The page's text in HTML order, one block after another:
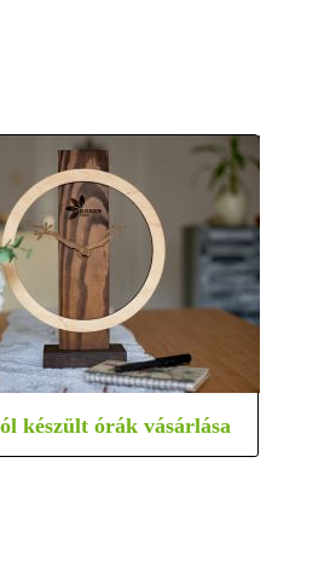
készült órák vásárlása